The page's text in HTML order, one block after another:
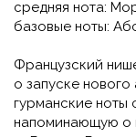
средняя нота:
базовые ноты:
Французский
о запуске
гурманские ноты
напоминающую о